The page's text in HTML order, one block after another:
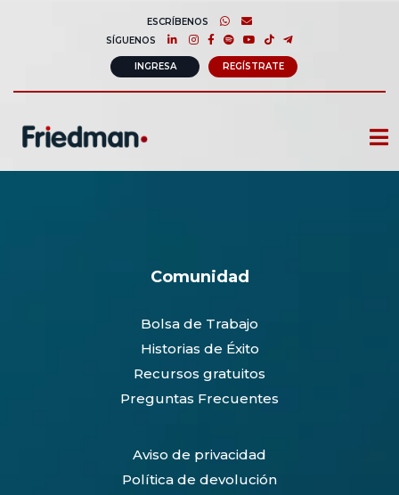
ESCRÍBENOS
SÍGUENOS
INGRESA REGÍSTRATE
Comunidad
Bolsa de Trabajo
Historias de Éxito
Recursos gratuitos
Preguntas Frecuentes
Aviso de privacidad
Política de devolución